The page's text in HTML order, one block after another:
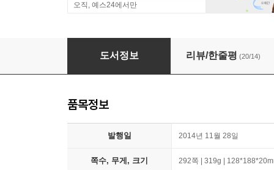
오직, 예스24에서만
조선 누아르, 범죄의 기원
도서정보 리뷰/한줄평 (20/14)
품목정보
발행일 2014년 11월 28일
쪽수, 무게, 크기 292쪽 | 319g |